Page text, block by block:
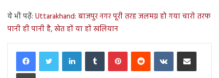
ये भी पढ़ें: Uttarakhand: बाजपुर नगर पूरी तरह जलमग्न हो गया चारो तरफ
पानी ही पानी है, खेत हों या हों खलियान
LinkedInTumblr PinterestReddit VKontakteShare via Email
Print